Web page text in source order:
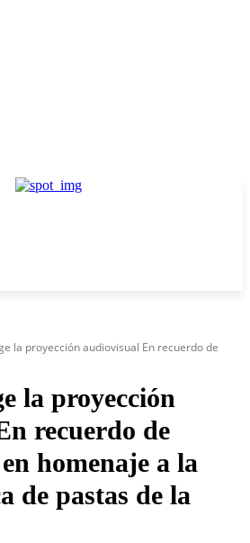
la proyección audiovisual En recuerdo de
la proyección
recuerdo de
homenaje a la
de pastas de la